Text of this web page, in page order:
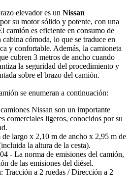
elevador es un Nissan
su motor sólido y potente, con una
camión es eficiente en consumo de
cómoda, lo que se traduce en
y confortable. Además, la camioneta
cubren 3 metros de ancho cuando
la seguridad del procedimiento y
sobre el brazo del camión.
se enumeran a continuación:
Nissan son un importante
comerciales ligeros, conocidos por su
de largo x 2,10 m de ancho x 2,95 m de
la altura de la cesta).
- La norma de emisiones del camión,
de las emisiones del diésel.
: Tracción a 2 ruedas / Dirección a 2